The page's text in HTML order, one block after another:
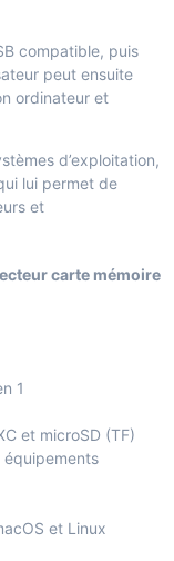
compatible, puis
peut ensuite
ordinateur et
d’exploitation,
lui permet de
et
carte mémoire
1
et microSD (TF)
équipements
et Linux